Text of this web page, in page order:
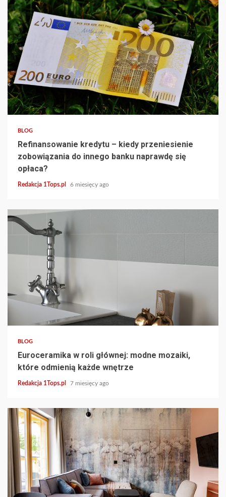
4 min read
BLOG
Refinansowanie kredytu – kiedy przeniesienie
zobowiązania do innego banku naprawdę się
opłaca?
Redakcja 1Tops.pl 6 miesięcy ago
BLOG
Euroceramika w roli głównej: modne mozaiki,
które odmienią każde wnętrze
Redakcja 1Tops.pl 7 miesięcy ago